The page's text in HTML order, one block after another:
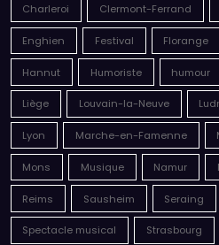
4 août 2026
Orelsan, Tour
par Sonia
4 août 2026
Amnéville Ans Antwerpen
Charleroi Clermont-Ferrand
Enghien Festival Florange
Hannut Humoriste humour